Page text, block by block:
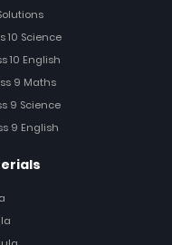
10 Science
10 English
9 Maths
9 Science
9 English